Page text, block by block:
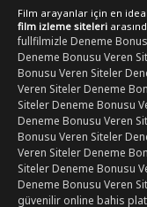
Film arayanlar için en
film izleme siteleri
fullfilmizle Deneme
Deneme Bonusu Veren
Bonusu Veren Siteler
Veren SitelerDeneme
SitelerDeneme Bonusu
Deneme Bonusu Veren
Bonusu Veren Siteler
Veren SitelerDeneme
SitelerDeneme Bonusu
Deneme Bonusu Veren
güvenilir online bahis